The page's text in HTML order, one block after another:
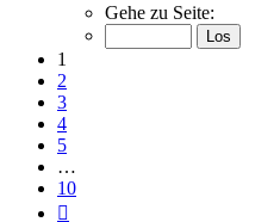
von
Gehe zu Seite:
1
2
3
4
5
…
10